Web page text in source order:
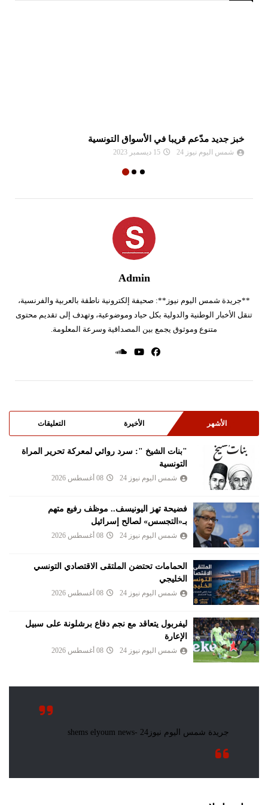
خبز جديد مدّعم قريبا في الأسواق التونسية
شمس اليوم نيوز 24 15 ديسمبر 2023
Admin
**جريدة شمس اليوم نيوز**: صحيفة إلكترونية ناطقة بالعربية والفرنسية،
تنقل الأخبار الوطنية والدولية بكل حياد وموضوعية، وتهدف إلى تقديم محتوى
متنوع وموثوق يجمع بين المصداقية وسرعة المعلومة.
الأشهر الأخيرة التعليقات
"بنات الشيخ ": سرد روائي لمعركة تحرير المراة
التونسية
شمس اليوم نيوز 24 08 أغسطس 2026
فضيحة تهز اليونيسف.. موظف رفيع متهم
بـ«التجسس» لصالح إسرائيل
شمس اليوم نيوز 24 08 أغسطس 2026
الحمامات تحتضن الملتقى الاقتصادي التونسي
الخليجي
شمس اليوم نيوز 24 08 أغسطس 2026
ليفربول يتعاقد مع نجم دفاع برشلونة على سبيل
الإعارة
شمس اليوم نيوز 24 08 أغسطس 2026